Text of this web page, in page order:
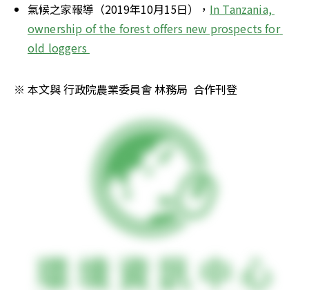
氣候之家報導（2019年10月15日）， In Tanzania,
ownership of the forest offers new prospects for
old loggers
※ 本文與 行政院農業委員會 林務局  合作刊登